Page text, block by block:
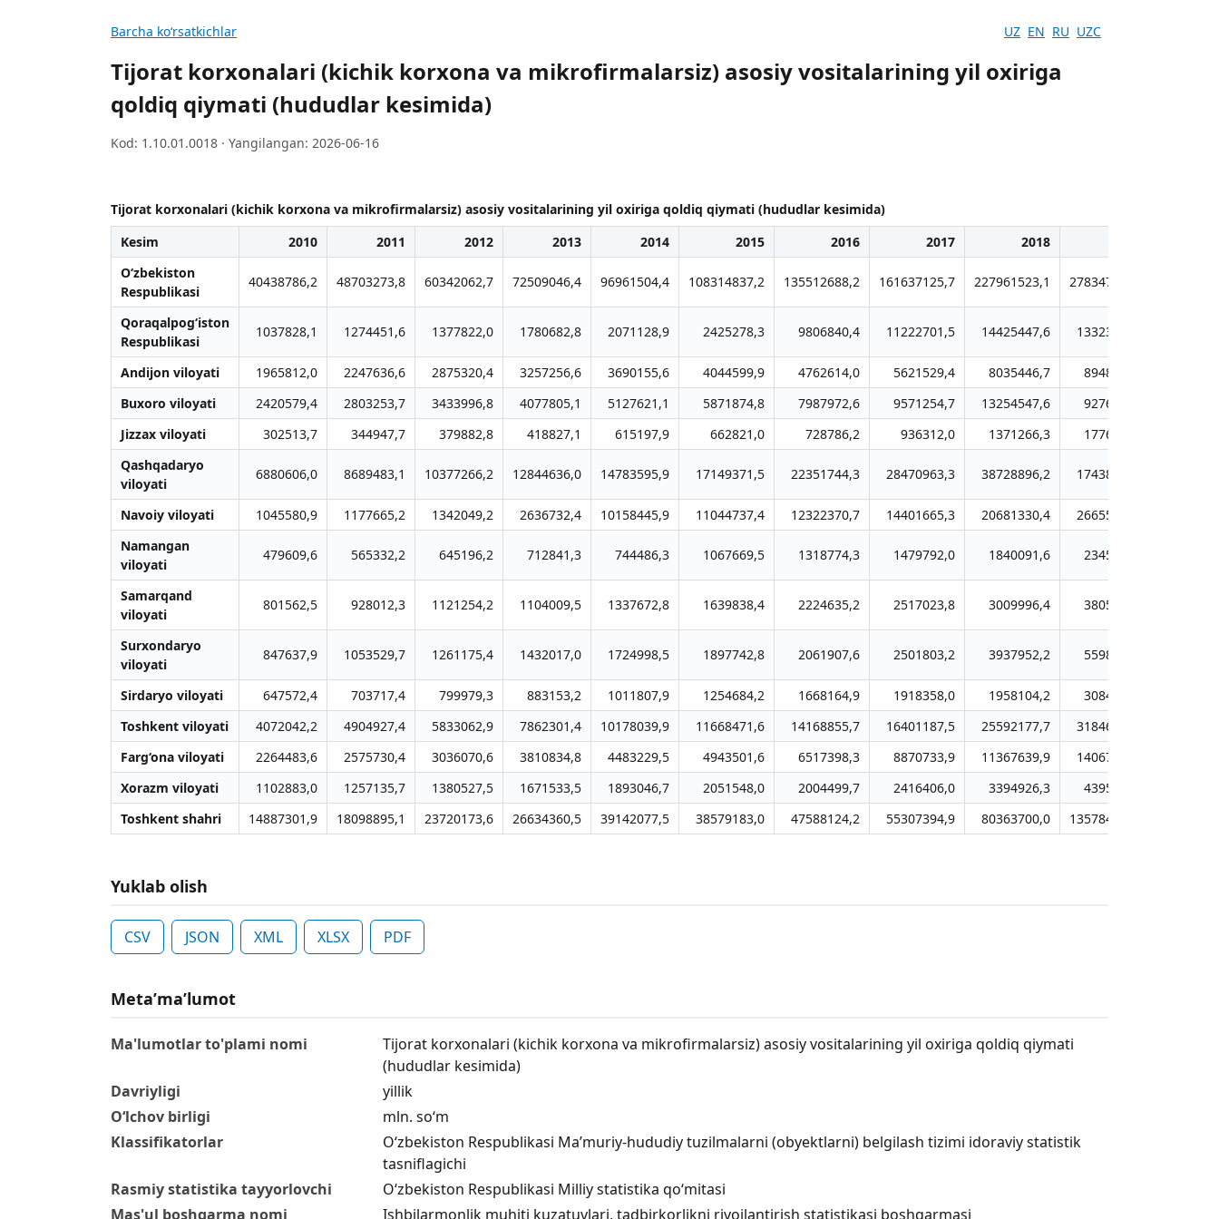
Barcha koʻrsatkichlar UZ EN RU UZC
Tijorat korxonalari (kichik korxona va mikrofirmalarsiz) asosiy vositalarining yil oxiriga
qoldiq qiymati (hududlar kesimida)
Kod: 1.10.01.0018 · Yangilangan: 2026-06-16
Tijorat korxonalari (kichik korxona va mikrofirmalarsiz) asosiy vositalarining yil oxiriga qoldiq qiymati (hududlar kesimida)
Kesim
2010 2011 2012 2013 2014 2015 2016 2017 2018
O‘zbekiston
Respublikasi
40438786,2 48703273,8 60342062,7 72509046,4 96961504,4 108314837,2 135512688,2 161637125,7 227961523,1 278347086,4
Qoraqalpog‘iston
Respublikasi
1037828,1 1274451,6 1377822,0 1780682,8 2071128,9 2425278,3 9806840,4 11222701,5 14425447,6 13323086,6
Andijon viloyati 1965812,0 2247636,6 2875320,4 3257256,6 3690155,6 4044599,9 4762614,0 5621529,4 8035446,7 8948889,3
Buxoro viloyati
2420579,4 2803253,7 3433996,8 4077805,1 5127621,1 5871874,8 7987972,6 9571254,7 13254547,6 9276197,3
Jizzax viloyati
302513,7 344947,7 379882,8 418827,1 615197,9 662821,0 728786,2 936312,0 1371266,3 1776527,1
Qashqadaryo
viloyati
6880606,0 8689483,1 10377266,2 12844636,0 14783595,9 17149371,5 22351744,3 28470963,3 38728896,2 17438215,7
Navoiy viloyati 1045580,9 1177665,2 1342049,2 2636732,4 10158445,9 11044737,4 12322370,7 14401665,3 20681330,4 26655762,1
Namangan
viloyati
479609,6 565332,2 645196,2 712841,3 744486,3 1067669,5 1318774,3 1479792,0 1840091,6 2345736,2
Samarqand
viloyati
801562,5 928012,3 1121254,2 1104009,5 1337672,8 1639838,4 2224635,2 2517023,8 3009996,4 3805265,2
Surxondaryo
viloyati
847637,9 1053529,7 1261175,4 1432017,0 1724998,5 1897742,8 2061907,6 2501803,2 3937952,2 5598354,9
Sirdaryo viloyati 647572,4 703717,4 799979,3 883153,2 1011807,9 1254684,2 1668164,9 1918358,0 1958104,2 3084491,7
Toshkent viloyati
4072042,2 4904927,4 5833062,9 7862301,4 10178039,9 11668471,6 14168855,7 16401187,5 25592177,7 31846298,6
Farg‘ona viloyati
2264483,6 2575730,4 3036070,6 3810834,8 4483229,5 4943501,6 6517398,3 8870733,9 11367639,9 14067768,0
Xorazm viloyati
1102883,0 1257135,7 1380527,5 1671533,5 1893046,7 2051548,0 2004499,7 2416406,0 3394926,3 4395666,6
Toshkent shahri
14887301,9 18098895,1 23720173,6 26634360,5 39142077,5 38579183,0 47588124,2 55307394,9 80363700,0 135784827,1
Yuklab olish
CSV JSON XML XLSX PDF
Metaʼmaʼlumot
Ma'lumotlar to'plami nomi
Tijorat korxonalari (kichik korxona va mikrofirmalarsiz) asosiy vositalarining yil oxiriga qoldiq qiymati
(hududlar kesimida)
Davriyligi
yillik
O‘lchov birligi
mln. so‘m
Klassifikatorlar
O‘zbekiston Respublikasi Maʼmuriy-hududiy tuzilmalarni (obyektlarni) belgilash tizimi idoraviy statistik
tasniflagichi
Rasmiy statistika tayyorlovchi
O‘zbekiston Respublikasi Milliy statistika qo‘mitasi
Mas'ul boshqarma nomi
Ishbilarmonlik muhiti kuzatuvlari, tadbirkorlikni rivojlantirish statistikasi boshqarmasi